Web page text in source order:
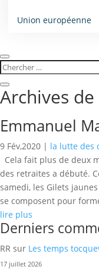
Union européenne
Archives de
Emmanuel
9 Fév,2020 | la lutte des
Cela fait plus de deux
des retraites a débuté.
samedi, les Gilets
se composent pour
lire plus
Derniers
RR sur Les temps
17 juillet 2026